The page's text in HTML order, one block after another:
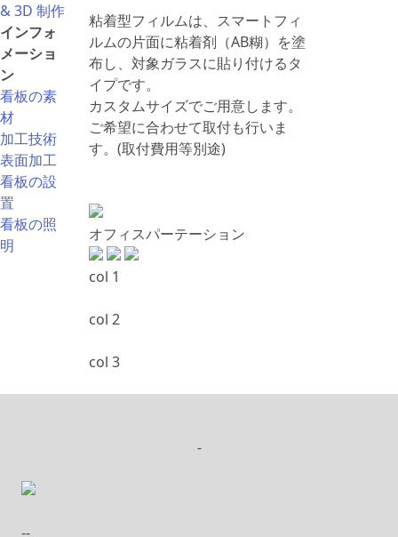
& 3D 制作
インフォ
メーショ
ン
看板の素
材
加工技術
表面加工
看板の設
置
看板の照
明
粘着型フィルムは、スマートフィ
ルムの片面に粘着剤（AB糊）を塗
布し、対象ガラスに貼り付けるタ
イプです。
カスタムサイズでご用意します。
ご希望に合わせて取付も行いま
す。(取付費用等別途)
オフィスパーテーション
col 1
col 2
col 3
-
--